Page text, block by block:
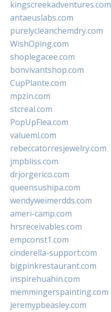
kingscreekadventures.com
antaeuslabs.com
purelycleanchemdry.com
WishOping.com
shoplegacee.com
bonvivantshop.com
CupPlante.com
mpzin.com
stcreal.com
PopUpFlea.com
valueml.com
rebeccatorresjewelry.com
jmpbliss.com
drjorgerico.com
queensushipa.com
wendyweimerdds.com
ameri-camp.com
hrsreceivables.com
empconst1.com
cinderella-support.com
bigpinkrestaurant.com
inspirehuahin.com
memmingerspainting.com
jeremypbeasley.com